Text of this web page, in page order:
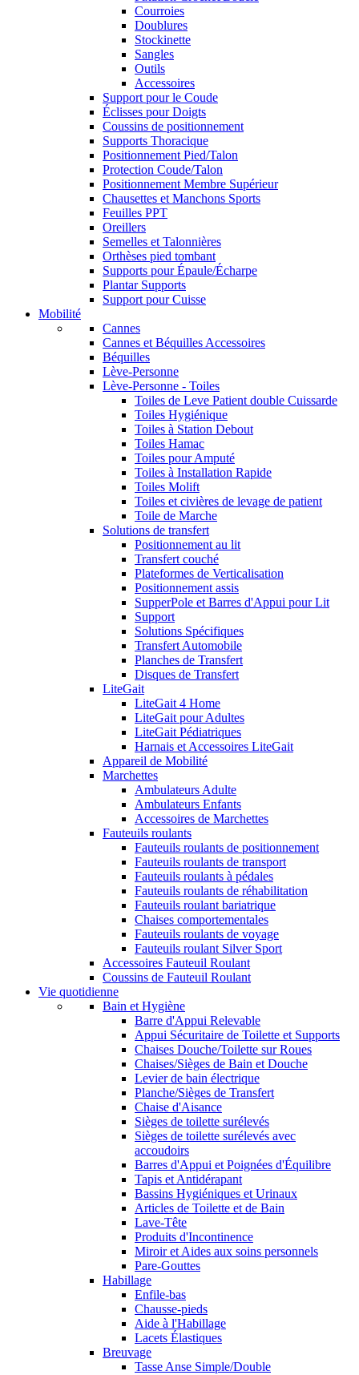
Courroies
Doublures
Stockinette
Sangles
Outils
Accessoires
Support pour le Coude
Éclisses pour Doigts
Coussins de positionnement
Supports Thoracique
Positionnement Pied/Talon
Protection Coude/Talon
Positionnement Membre Supérieur
Chausettes et Manchons Sports
Feuilles PPT
Oreillers
Semelles et Talonnières
Orthèses pied tombant
Supports pour Épaule/Écharpe
Plantar Supports
Support pour Cuisse
Mobilité
Cannes
Cannes et Béquilles Accessoires
Béquilles
Lève-Personne
Lève-Personne - Toiles
Toiles de Leve Patient double Cuissarde
Toiles Hygiénique
Toiles à Station Debout
Toiles Hamac
Toiles pour Amputé
Toiles à Installation Rapide
Toiles Molift
Toiles et civières de levage de patient
Toile de Marche
Solutions de transfert
Positionnement au lit
Transfert couché
Plateformes de Verticalisation
Positionnement assis
SupperPole et Barres d'Appui pour Lit
Support
Solutions Spécifiques
Transfert Automobile
Planches de Transfert
Disques de Transfert
LiteGait
LiteGait 4 Home
LiteGait pour Adultes
LiteGait Pédiatriques
Harnais et Accessoires LiteGait
Appareil de Mobilité
Marchettes
Ambulateurs Adulte
Ambulateurs Enfants
Accessoires de Marchettes
Fauteuils roulants
Fauteuils roulants de positionnement
Fauteuils roulants de transport
Fauteuils roulants à pédales
Fauteuils roulants de réhabilitation
Fauteuils roulant bariatrique
Chaises comportementales
Fauteuils roulants de voyage
Fauteuils roulant Silver Sport
Accessoires Fauteuil Roulant
Coussins de Fauteuil Roulant
Vie quotidienne
Bain et Hygiène
Barre d'Appui Relevable
Appui Sécuritaire de Toilette et Supports
Chaises Douche/Toilette sur Roues
Chaises/Sièges de Bain et Douche
Levier de bain électrique
Planche/Sièges de Transfert
Chaise d'Aisance
Sièges de toilette surélevés
Sièges de toilette surélevés avec
accoudoirs
Barres d'Appui et Poignées d'Équilibre
Tapis et Antidérapant
Bassins Hygiéniques et Urinaux
Articles de Toilette et de Bain
Lave-Tête
Produits d'Incontinence
Miroir et Aides aux soins personnels
Pare-Gouttes
Habillage
Enfile-bas
Chausse-pieds
Aide à l'Habillage
Lacets Élastiques
Breuvage
Tasse Anse Simple/Double